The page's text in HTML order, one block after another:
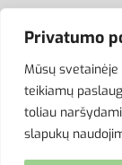
Privatumo
Mūsų
teikiamų
toliau
slapukų